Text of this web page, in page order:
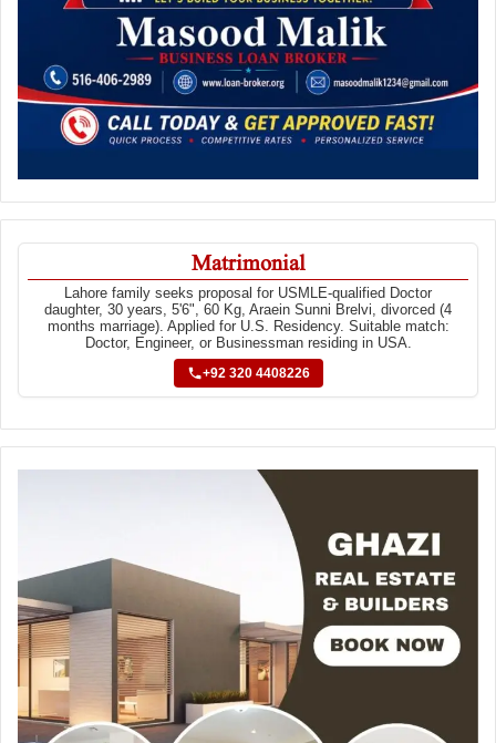
Matrimonial
Lahore family seeks proposal for USMLE-qualified Doctor
daughter, 30 years, 5'6", 60 Kg, Araein Sunni Brelvi, divorced (4
months marriage). Applied for U.S. Residency. Suitable match:
Doctor, Engineer, or Businessman residing in USA.
+92 320 4408226